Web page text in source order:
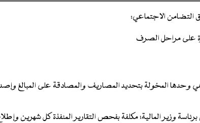
التضامن الاجتماعي:
على مراحل الصرف
هي وحدها المخولة بتحديد المصاريف والمصادقة على المبالغ
وزير المالية؛ مكلفة بفحص التقارير المنفذة كل شهرين